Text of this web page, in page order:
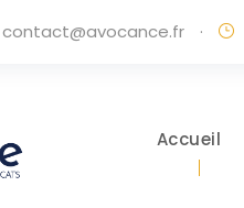
contact@avocance.fr ·
Accueil